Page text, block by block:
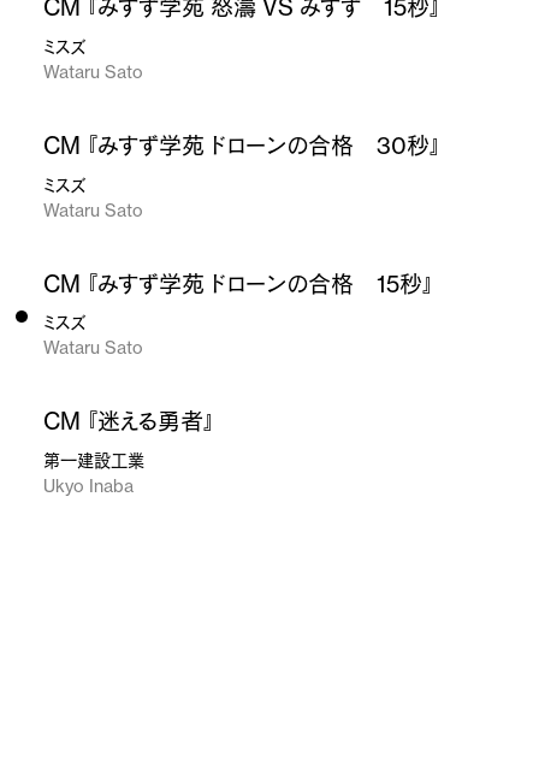
CM 『みすず学苑 怒濤 VS みすず 15秒』
ミスズ
Wataru Sato
CM 『みすず学苑 ドローンの合格 30秒』
ミスズ
Wataru Sato
CM 『みすず学苑 ドローンの合格 15秒』
ミスズ
Wataru Sato
CM 『迷える勇者』
第一建設工業
Ukyo Inaba